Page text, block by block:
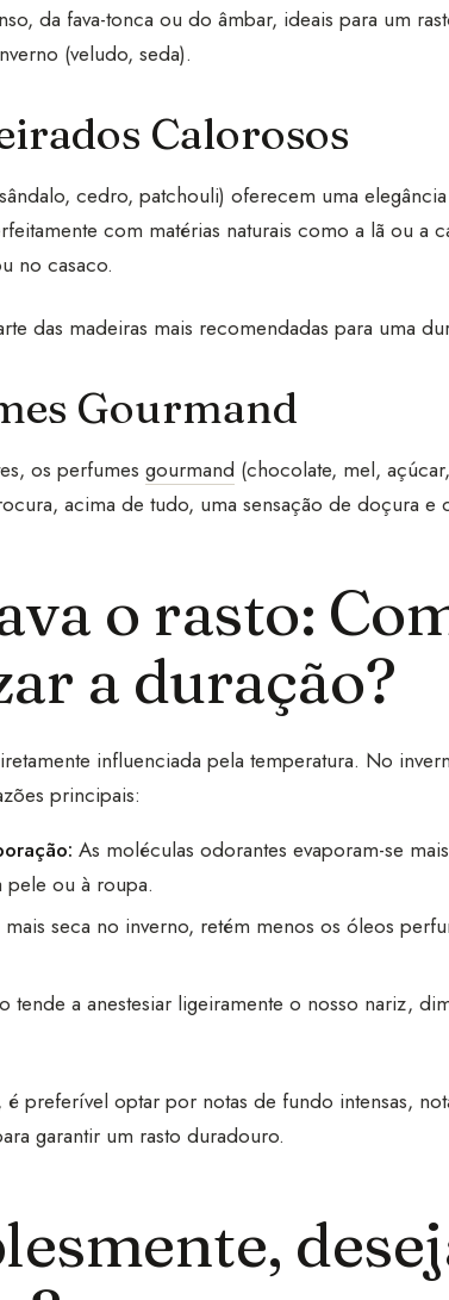
da fava-tonca ou do âmbar, ideais para um
(veludo, seda).
Calorosos
cedro, patchouli) oferecem uma
com matérias naturais como a lã ou a
no casaco.
das madeiras mais recomendadas para uma
Gourmand
os perfumes gourmand (chocolate, mel,
acima de tudo, uma sensação de doçura e
o rasto:
a duração?
influenciada pela temperatura. No
principais:
As moléculas odorantes evaporam-se
pele ou à roupa.
seca no inverno, retém menos os óleos
tende a anestesiar ligeiramente o nosso nariz,
preferível optar por notas de fundo intensas,
garantir um rasto duradouro.